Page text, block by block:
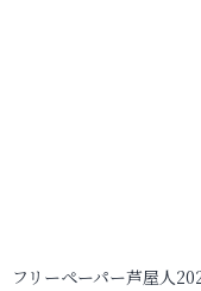
フリーペーパー芦屋人